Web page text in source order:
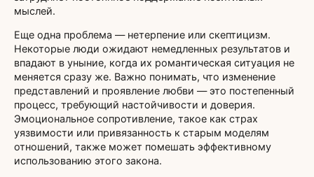
мыслей.
Еще одна проблема — нетерпение или скептицизм.
Некоторые люди ожидают немедленных результатов и
впадают в уныние, когда их романтическая ситуация не
меняется сразу же. Важно понимать, что изменение
представлений и проявление любви — это постепенный
процесс, требующий настойчивости и доверия.
Эмоциональное сопротивление, такое как страх
уязвимости или привязанность к старым моделям
отношений, также может помешать эффективному
использованию этого закона.